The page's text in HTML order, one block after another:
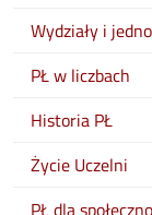
Wydziały i
PŁ w liczbach
Historia PŁ
Życie Uczelni
PŁ dla